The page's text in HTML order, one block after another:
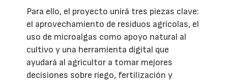
Para ello, el proyecto unirá tres piezas clave:
el aprovechamiento de residuos agrícolas, el
uso de microalgas como apoyo natural al
cultivo y una herramienta digital que
ayudará al agricultor a tomar mejores
decisiones sobre riego, fertilización y